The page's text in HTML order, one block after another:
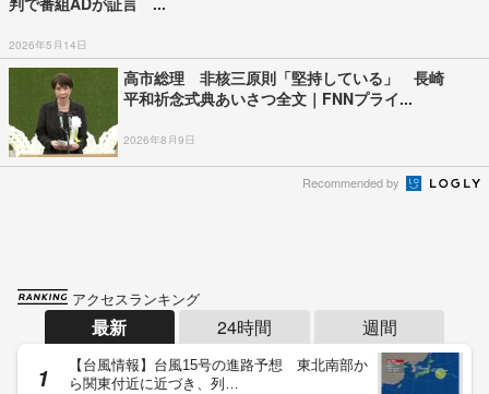
2026年5月14日
高市総理 非核三原則「堅持している」 長崎
平和祈念式典あいさつ全文｜FNNプライ...
2026年8月9日
Recommended by
アクセスランキング
最新 24時間 週間
【台風情報】台風15号の進路予想 東北南部か
ら関東付近に近づき、列…